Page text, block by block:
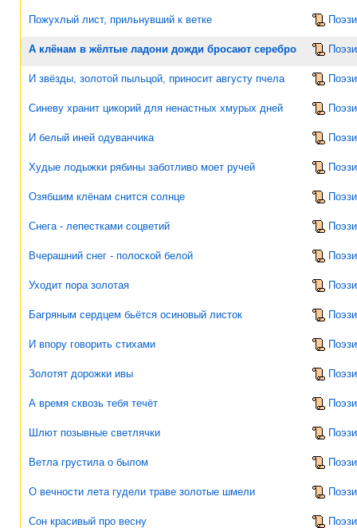
Пожухлый лист, прильнувший к ветке
А клёнам в жёлтые ладони дожди бросают серебро
И звёзды, золотой пыльцой, приносит августу пчела
Синеву хранит цикорий для ненастных хмурых дней
И белый иней одуванчика
Худые лодыжки рябины заботливо моет ручей
Озябшим клёнам снится солнце
Снега - лепестками соцветий
Вчерашний снег - полоской белой
Уходит пора золотая
Багряным сердцем бьётся осиновый листок
И впору говорить стихами
Золотят дорожки ивы
А время сквозь тебя течёт
Шлют позывные светлячки
Ветла грустила о былом
О вечности лета гудели траве золотые шмели
Сон красивый про весну